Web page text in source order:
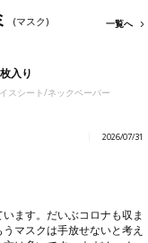
(マスク) 一覧へ
入り
スシート/ネックペーパー
2026/07/31
ます。だいぶコロナも収ま
マスクは手放せないと考え